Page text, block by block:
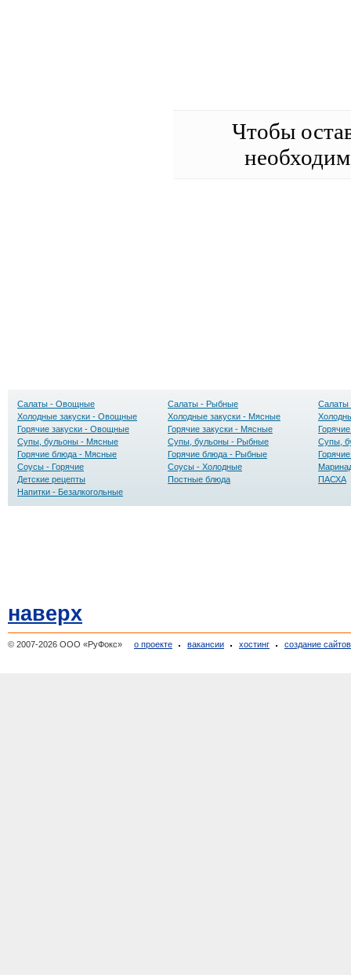
Чтобы
Салаты - Овощные Салаты - Рыбные
Салаты
Холодные закуски - Овощные
Холодные закуски - Мясные
Горячие закуски - Овощные
Горячие закуски - Мясные
Супы, бульоны - Мясные
Супы, бульоны - Рыбные
Супы,
Горячие блюда - Мясные
Горячие блюда - Рыбные
Соусы - Горячие
Соусы - Холодные
Детские рецепты
Постные блюда
ПАСХА
Напитки - Безалкогольные
наверх
© 2007-2026 ООО «РуФокс» о проекте вакансии хостинг создание сайтов